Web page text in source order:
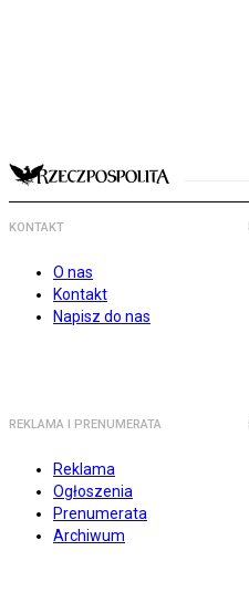
KONTAKT
O nas
Kontakt
Napisz do nas
REKLAMA I PRENUMERATA
Reklama
Ogłoszenia
Prenumerata
Archiwum